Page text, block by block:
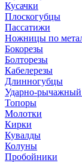
Кусачки
Плоскогубцы
Пассатижи
Ножницы по
Бокорезы
Болторезы
Кабелерезы
Длинногубцы
Ударно-рычажный
Топоры
Молотки
Кирки
Кувалды
Колуны
Пробойники